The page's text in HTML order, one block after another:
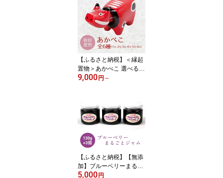
【ふるさと納税】＜縁起
置物＞あかべこ 選べるサ
イズ（1号・2号・3号・4
あかべこ 牛 野沢民芸 置
物 縁起物 民芸品 贈り物
ギフト F4D-0151var
9,000円 ～
【ふるさと納税】【無添
加】ブルーベリーまるご
とジャム 130g入り3個
5,000円